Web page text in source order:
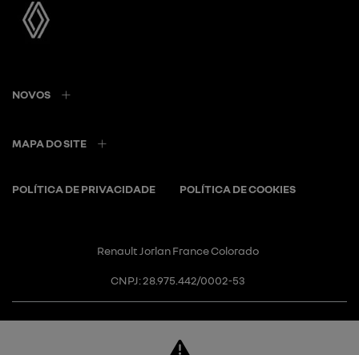
NOVOS
MAPA DO SITE
POLÍTICA DE PRIVACIDADE POLÍTICA DE COOKIES
Renault Jorlan France Colorado
CNPJ: 28.975.442/0002-53